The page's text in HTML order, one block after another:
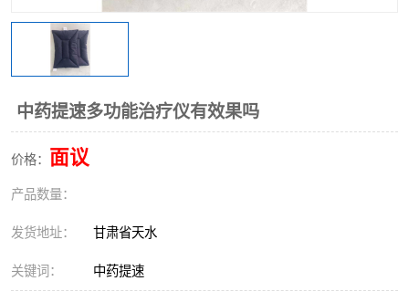
中药提速多功能治疗仪有效果吗
价格： 面议
产品数量：
发货地址： 甘肃省天水
关键词： 中药提速